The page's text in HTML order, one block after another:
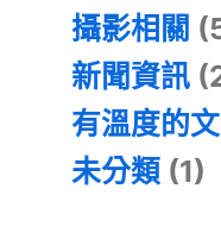
攝影相關
新聞資訊
有溫度的
未分類 (1)